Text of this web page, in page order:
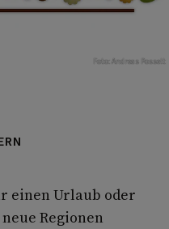
Foto: Andreas Posselt
einen Urlaub oder
Regionen